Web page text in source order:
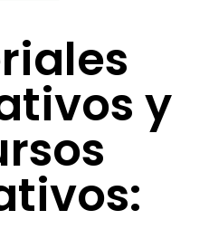
y